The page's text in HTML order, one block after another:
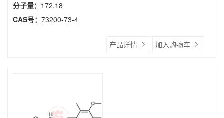
分子量： 172.18
CAS号： 73200-73-4
产品详情 加入购物车